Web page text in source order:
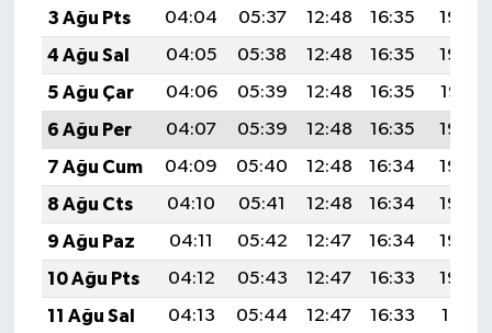
3 Ağu Pts
04:04 05:37 12:48 16:35
19:49
4 Ağu Sal
04:05 05:38 12:48 16:35
19:48
5 Ağu Çar
04:06 05:39 12:48 16:35
19:47
6 Ağu Per
04:07 05:39 12:48 16:35
19:46
7 Ağu Cum
04:09 05:40 12:48 16:34
19:45
8 Ağu Cts
04:10 05:41 12:48 16:34
19:44
9 Ağu Paz
04:11 05:42 12:47 16:34
19:43
10 Ağu Pts
04:12 05:43 12:47 16:33
19:42
11 Ağu Sal
04:13 05:44 12:47 16:33
19:41